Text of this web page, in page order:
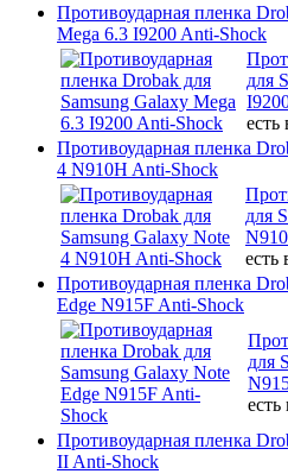
Противоударная пленка
Mega 6.3 I9200 Anti-Shock
для
есть
Противоударная пленка
4 N910H Anti-Shock
для
есть
Противоударная пленка
Edge N915F Anti-Shock
для
Противоударная пленка
II Anti-Shock